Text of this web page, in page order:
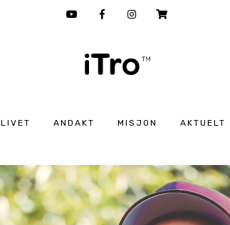
LIVET ANDAKT MISJON AKTUELT